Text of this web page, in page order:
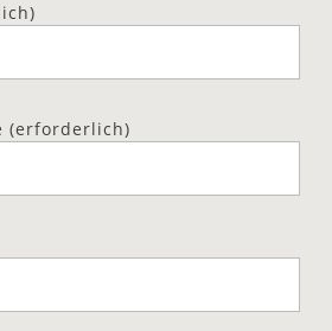
(erforderlich)